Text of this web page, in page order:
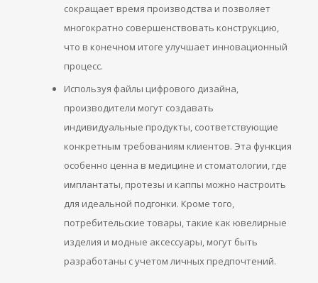
сокращает время производства и позволяет
многократно совершенствовать конструкцию,
что в конечном итоге улучшает инновационный
процесс.
Используя файлы цифрового дизайна,
производители могут создавать
индивидуальные продукты, соответствующие
конкретным требованиям клиентов. Эта функция
особенно ценна в медицине и стоматологии, где
имплантаты, протезы и каппы можно настроить
для идеальной подгонки. Кроме того,
потребительские товары, такие как ювелирные
изделия и модные аксессуары, могут быть
разработаны с учетом личных предпочтений.